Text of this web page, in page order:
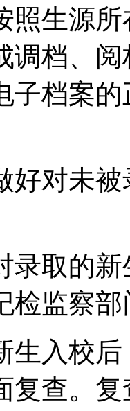
生源所
调档、
子档案
对未被
取的新
检监察
入校后
复查。